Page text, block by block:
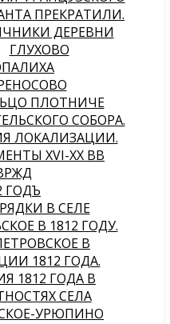
ПРЕКРАТИЛИ.
ДЕРЕВНИ
ГЛУХОВО
ПЛОТНИЧЕ
СОБОРА.
ЛОКАЛИЗАЦИИ.
XVI-XX ВВ
ГОДЪ
В СЕЛЕ
В 1812 ГОДУ.
В
1812 ГОДА.
1812 ГОДА В
СЕЛА
УРЮПИНО